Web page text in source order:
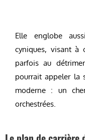
Elle englobe
cyniques, visant à
parfois au
pourrait appeler la
moderne : un
orchestrées.